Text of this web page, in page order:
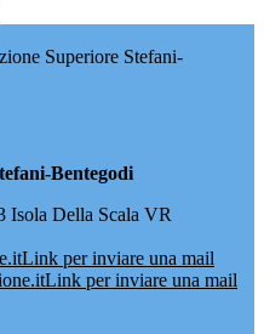
Superiore Stefani-
Bentegodi
Isola Della Scala VR
Link per inviare una mail
Link per inviare una mail